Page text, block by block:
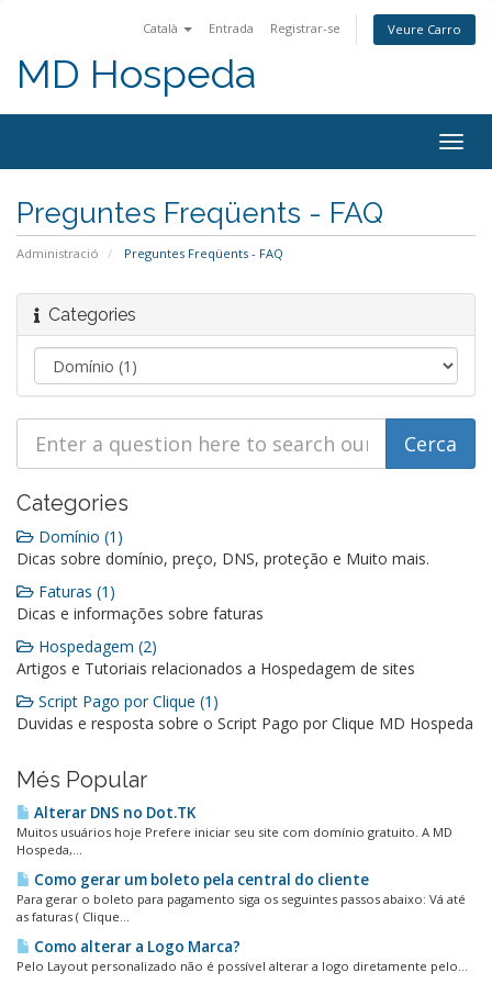
Català Entrada Registrar-se Veure Carro
MD Hospeda
Preguntes Freqüents - FAQ
Administració Preguntes Freqüents - FAQ
Categories
Categories
Domínio (1)
Dicas sobre domínio, preço, DNS, proteção e Muito mais.
Faturas (1)
Dicas e informações sobre faturas
Hospedagem (2)
Artigos e Tutoriais relacionados a Hospedagem de sites
Script Pago por Clique (1)
Duvidas e resposta sobre o Script Pago por Clique MD Hospeda
Més Popular
Alterar DNS no Dot.TK
Muitos usuários hoje Prefere iniciar seu site com domínio gratuito. A MD
Hospeda,...
Como gerar um boleto pela central do cliente
Para gerar o boleto para pagamento siga os seguintes passos abaixo: Vá até
as faturas ( Clique...
Como alterar a Logo Marca?
Pelo Layout personalizado não é possível alterar a logo diretamente pelo...